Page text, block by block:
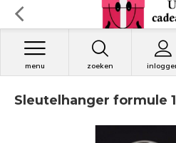
zoeken
menu
Sleutelhanger formule